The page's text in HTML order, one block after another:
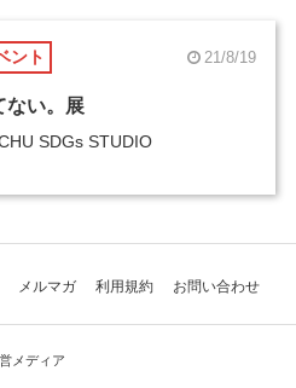
ント 21/8/19
ない。展
SDGs STUDIO
メルマガ 利用規約 お問い合わせ
メディア